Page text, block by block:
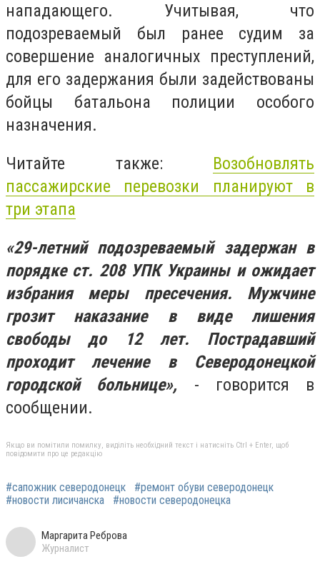
нападающего. Учитывая, что
подозреваемый был ранее судим за
совершение аналогичных преступлений,
для его задержания были задействованы
бойцы батальона полиции особого
назначения.
Читайте также: Возобновлять
пассажирские перевозки планируют в
три этапа
«29-летний подозреваемый задержан в
порядке ст. 208 УПК Украины и ожидает
избрания меры пресечения. Мужчине
грозит наказание в виде лишения
свободы до 12 лет. Пострадавший
проходит лечение в Северодонецкой
городской больнице», - говорится в
сообщении.
Якщо ви помітили помилку, виділіть необхідний текст і натисніть Ctrl + Enter, щоб
повідомити про це редакцію
#сапожник северодонецк
#ремонт обуви северодонецк
#новости лисичанска
#новости северодонецка
Маргарита Реброва
Журналист